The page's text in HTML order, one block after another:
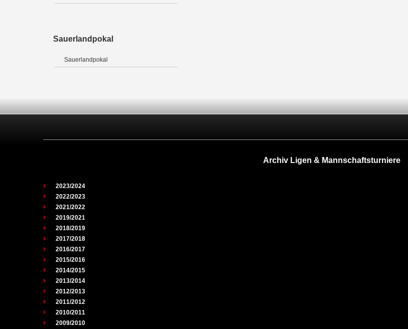
Sauerlandpokal
Sauerlandpokal
Archiv Ligen & Mannschaftsturniere
2023/2024
2022/2023
2021/2022
2019/2021
2018/2019
2017/2018
2016/2017
2015/2016
2014/2015
2013/2014
2012/2013
2011/2012
2010/2011
2009/2010